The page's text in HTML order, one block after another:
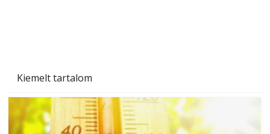
Kiemelt tartalom